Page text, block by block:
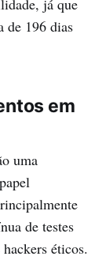
já que
de 196 dias
em
uma
de testes
éticos.